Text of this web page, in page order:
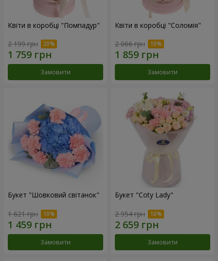
Квіти в коробці "Помпадур"
2 199 грн
Замовити
Квіти в коробці "Соломія"
2 066 грн
Замовити
Букет "Шовковий світанок"
1 621 грн
Замовити
Букет "Coty Lady"
2 954 грн
Замовити